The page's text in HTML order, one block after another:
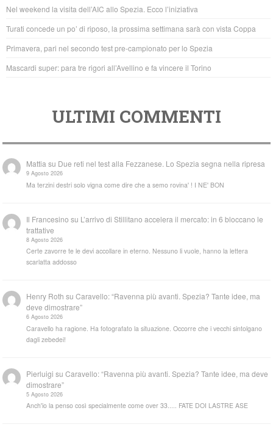
o
k
p
Nel weekend la visita dell’AIC allo Spezia. Ecco l’iniziativa
Turati concede un po’ di riposo, la prossima settimana sarà con vista Coppa
Primavera, pari nel secondo test pre-campionato per lo Spezia
Mascardi super: para tre rigori all’Avellino e fa vincere il Torino
ULTIMI COMMENTI
Mattia su Due reti nel test alla Fezzanese. Lo Spezia segna nella ripresa
9 Agosto 2026
Ma terzini destri solo vigna come dire che a semo rovina' ! I NE' BON
Il Francesino su L’arrivo di Stillitano accelera il mercato: in 6 bloccano le
trattative
8 Agosto 2026
Certe zavorre te le devi accollare in eterno. Nessuno li vuole, hanno la lettera
scarlatta addosso
Henry Roth suCaravello: “Ravenna più avanti. Spezia? Tante idee, ma
deve dimostrare”
6 Agosto 2026
Caravello ha ragione. Ha fotografato la situazione. Occorre che i vecchi sintolgano
dagli zebedei!
Pierluigi suCaravello: “Ravenna più avanti. Spezia? Tante idee, ma deve
dimostrare”
5 Agosto 2026
Anch'io la penso così specialmente come over 33..... FATE DOI LASTRE ASE